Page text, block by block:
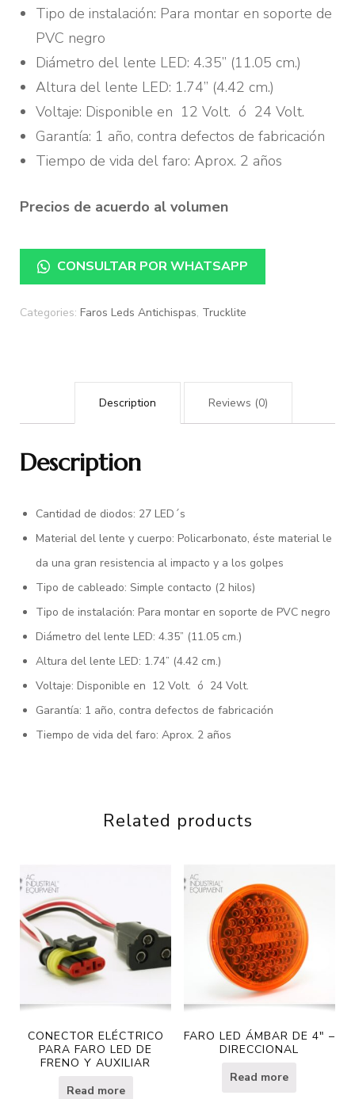
Tipo de instalación: Para montar en soporte de
PVC negro
Diámetro del lente LED: 4.35” (11.05 cm.)
Altura del lente LED: 1.74” (4.42 cm.)
Voltaje: Disponible en 12 Volt. ó 24 Volt.
Garantía: 1 año, contra defectos de fabricación
Tiempo de vida del faro: Aprox. 2 años
Precios de acuerdo al volumen
CONSULTAR POR WHATSAPP
Categories: Faros Leds Antichispas, Trucklite
Description Reviews (0)
Description
Cantidad de diodos: 27 LED´s
Material del lente y cuerpo: Policarbonato, éste material le
da una gran resistencia al impacto y a los golpes
Tipo de cableado: Simple contacto (2 hilos)
Tipo de instalación: Para montar en soporte de PVC negro
Diámetro del lente LED: 4.35” (11.05 cm.)
Altura del lente LED: 1.74” (4.42 cm.)
Voltaje: Disponible en 12 Volt. ó 24 Volt.
Garantía: 1 año, contra defectos de fabricación
Tiempo de vida del faro: Aprox. 2 años
Related products
CONECTOR ELÉCTRICO
PARA FARO LED DE
FRENO Y AUXILIAR
Read more
FARO LED ÁMBAR DE 4″ –
DIRECCIONAL
Read more